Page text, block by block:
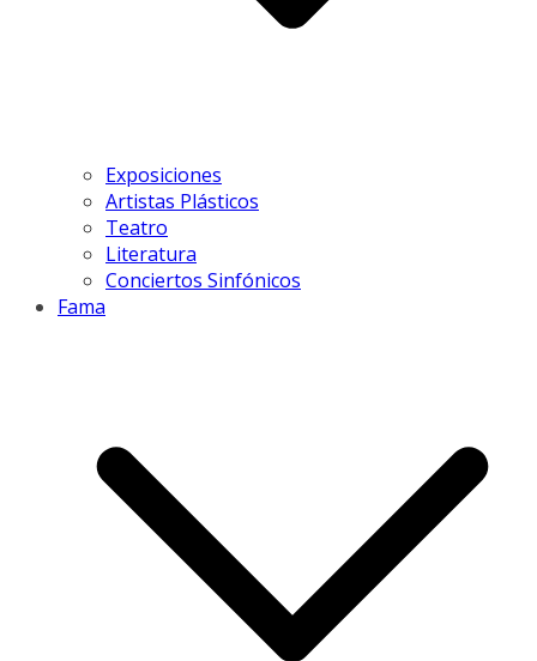
Exposiciones
Artistas Plásticos
Teatro
Literatura
Conciertos Sinfónicos
Fama